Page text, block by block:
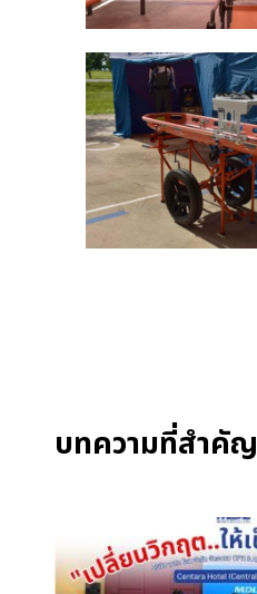
บทความที่สำคัญ